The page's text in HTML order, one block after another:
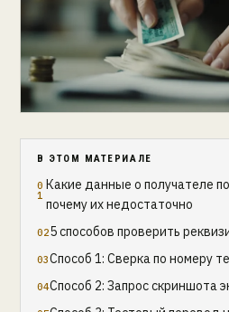
В ЭТОМ МАТЕРИАЛЕ
Какие данные о получателе
почему их недостаточно
5 способов проверить
Способ 1: Сверка по номеру
Способ 2: Запрос скриншота